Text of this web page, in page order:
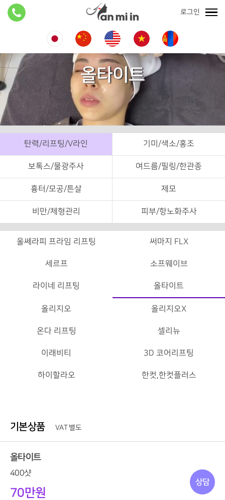
로그인
올타이트
탄력/리프팅/V라인 기미/색소/홍조
보톡스/물광주사 여드름/필링/한관종
흉터/모공/튼살 제모
비만/체형관리 피부/항노화주사
울쎄라피 프라임 리프팅 써마지 FLX
세르프 소프웨이브
라이네 리프팅 올타이트
올리지오 올리지오X
온다 리프팅 셀리뉴
이래비티 3D 코어리프팅
하이할라오 한컷,한컷플러스
기본상품 VAT 별도
올타이트
400샷
70만원
상담